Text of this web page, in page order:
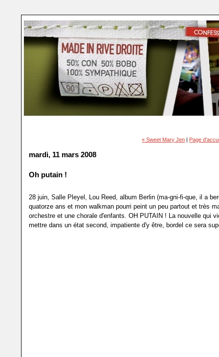
« Sweet Mary Jen | Page
mardi, 11 mars 2008
Oh putain !
28 juin, Salle Pleyel, Lou Reed, album Berlin (ma-gni-fi-que, il a
quatorze ans et mon walkman pourri peint un peu partout et très
orchestre et une chorale d'enfants. OH PUTAIN ! La nouvelle qui
mettre dans un état second, impatiente d'y être, bordel ce sera